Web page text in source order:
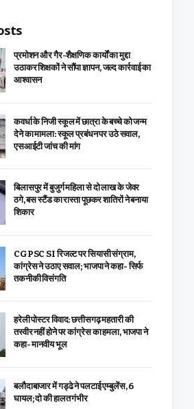
प्रमोशन और गैर-शैक्षणिक कार्यों का मुद्दा
उठाकर शिक्षकों ने सौंपा ज्ञापन, जल्द कार्रवाई का
आश्वासन
कवर्धा के निजी स्कूल में छात्रा के बच्चे को जन्म
देने का मामला: स्कूल प्रबंधन पर उठे सवाल,
एसआईटी जांच की मांग
बिलासपुर में बुजुर्ग महिला से दो लाख के जेवर
ठगे, बस स्टैंड का रास्ता पूछकर शातिरों ने बनाया
शिकार
CGPSC SI रिजल्ट पर सियासी संग्राम,
कांग्रेस ने उठाए सवाल; भाजपा ने कहा- सिर्फ
तकनीकी विसंगति
हरेली पोस्टर विवाद: छत्तीसगढ़ महतारी की
तस्वीर नहीं होने पर कांग्रेस का हमला, भाजपा ने
कहा- मानवीय भूल
बलौदाबाजार में गड्ढे ने पलटाई एम्बुलेंस, 6
घायल; दो की हालत गंभीर